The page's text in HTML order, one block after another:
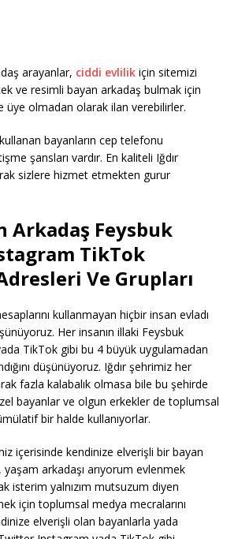
arayanlar, ciddi evlilik için sitemizi
ve resimli bayan arkadaş bulmak için
üye olmadan olarak ilan verebilirler.
bayanların cep telefonu
şansları vardır. En kaliteli Iğdır
sizlere hizmet etmekten gurur
Arkadaş Feysbuk
TikTok
Ve Grupları
kullanmayan hiçbir insan evladı
Her insanın illaki Feysbuk
TikTok gibi bu 4 büyük uygulamadan
düşünüyoruz. Iğdır şehrimiz her
fazla kalabalık olmasa bile bu şehirde
bayanlar ve olgun erkekler de toplumsal
bir halde kullanıyorlar.
içerisinde kendinize elverişli bir bayan
arkadaşı arıyorum evlenmek
isterim yalnızım mutsuzum diyen
için toplumsal medya mecralarını
elverişli olan bayanlarla yada